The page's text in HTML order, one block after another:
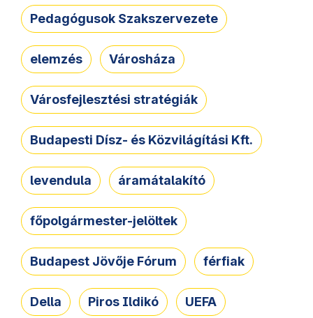
Pedagógusok Szakszervezete
elemzés Városháza
Városfejlesztési stratégiák
Budapesti Dísz- és Közvilágítási Kft.
levendula áramátalakító
főpolgármester-jelöltek
Budapest Jövője Fórum férfiak
Della Piros Ildikó UEFA